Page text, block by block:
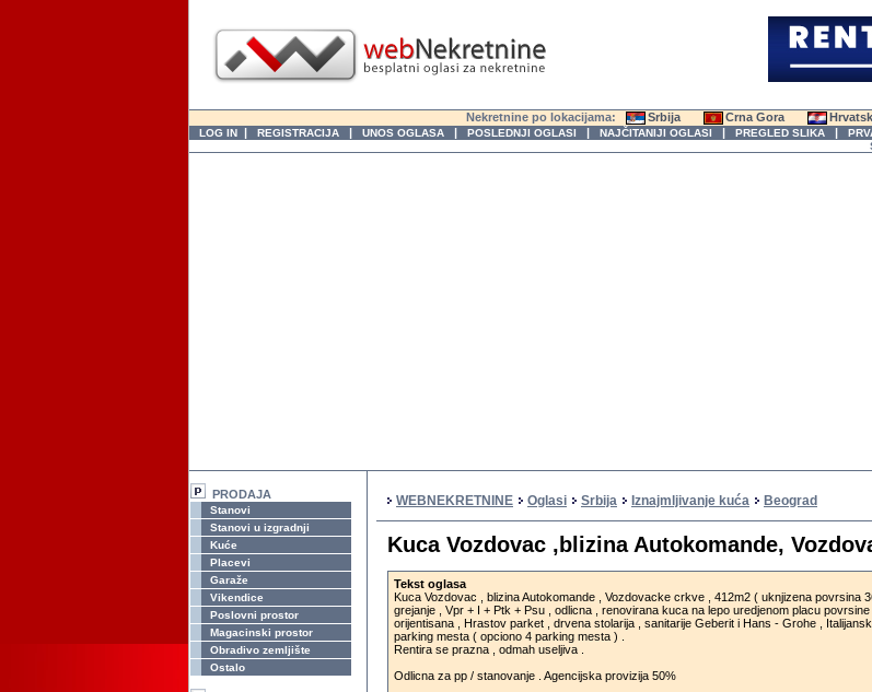
Nekretnine po lokacijama: Srbija Crna Gora
LOG IN | REGISTRACIJA | UNOS OGLASA | POSLEDNJI OGLASI | NAJČITANIJI OGLASI | PREGLED SLIKA |
PRODAJA
Stanovi
Stanovi u izgradnji
Kuće
Placevi
Garaže
Vikendice
Poslovni prostor
Magacinski prostor
Obradivo zemljište
Ostalo
WEBNEKRETNINE Oglasi Srbija Iznajmljivanje kuća Beograd
Kuca Vozdovac ,blizina Autokomande,
Tekst oglasa
Kuca Vozdovac , blizina Autokomande , Vozdovacke crkve , 412m2 ( uknjizena povrsina
grejanje , Vpr + I + Ptk + Psu , odlicna , renovirana kuca na lepo uredjenom placu
orijentisana , Hrastov parket , drvena stolarija , sanitarije Geberit i Hans - Grohe ,
parking mesta ( opciono 4 parking mesta ) .
Rentira se prazna , odmah useljiva .
Odlicna za pp / stanovanje . Agencijska provizija 50%